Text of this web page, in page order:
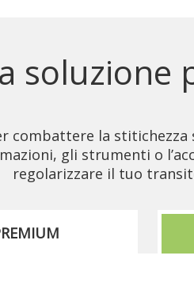
soluzione
la stitichezza
gli strumenti o
regolarizzare il tuo